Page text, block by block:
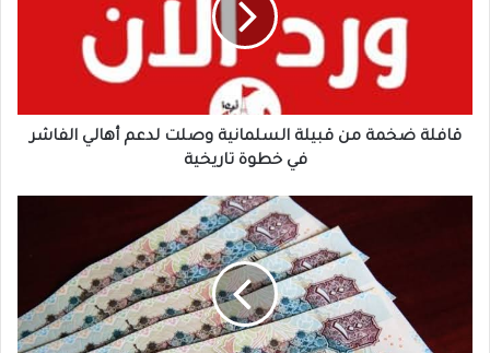
الفاشر
فيقافلة ضخمة من قبيلة السلمانية وصلت لدعم أهالي الفاشر
في خطوة تاريخية
المصري